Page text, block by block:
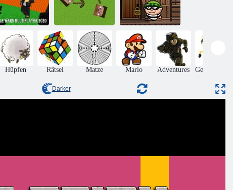
Pixelüberleben Mine Clone 4
Multiplayer von
Pixel Combat
Fahrzeugkriege
Multiplayer
2020
Mineenergy Bob the Robber
Hüpfen Rätsel Matze Mario Adventures
Darker